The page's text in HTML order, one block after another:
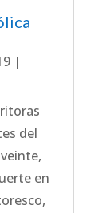
|
del
en